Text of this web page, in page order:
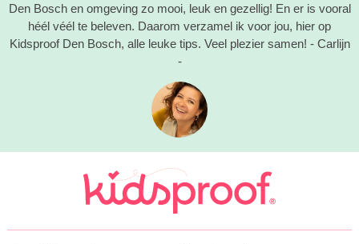
Den Bosch en omgeving zo mooi, leuk en gezellig! En er is vooral
héél véél te beleven. Daarom verzamel ik voor jou, hier op
Kidsproof Den Bosch, alle leuke tips. Veel plezier samen! - Carlijn
-